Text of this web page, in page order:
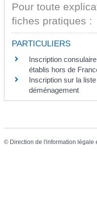
Pour toute
fiches pratiques :
PARTICULIERS
Inscription
établis hors de
Inscription sur la
déménagement
© Direction de l'information légale